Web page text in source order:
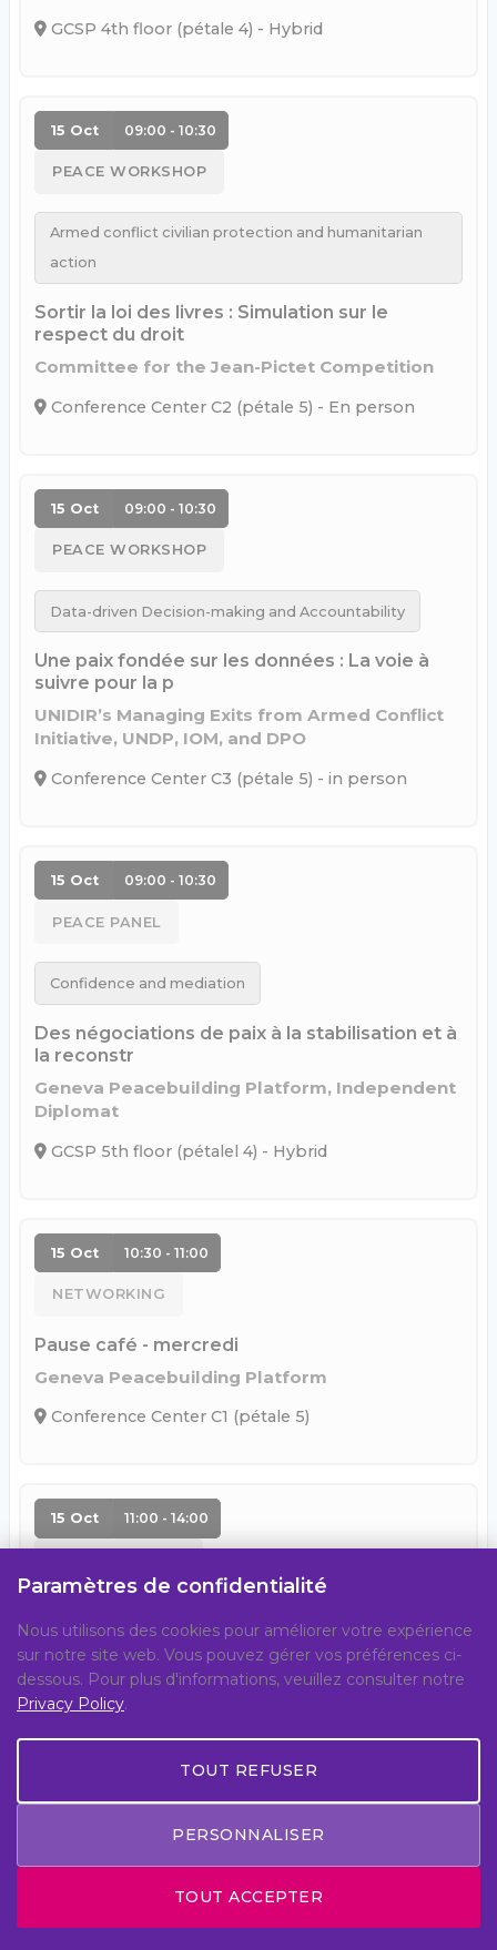
GCSP 4th floor (pétale 4) - Hybrid
15 Oct 09:00 - 10:30
PEACE WORKSHOP
Armed conflict civilian protection and humanitarian
action
Sortir la loi des livres : Simulation sur le
respect du droit
Committee for the Jean-Pictet Competition
Conference Center C2 (pétale 5) - En person
15 Oct 09:00 - 10:30
PEACE WORKSHOP
Data-driven Decision-making and Accountability
Une paix fondée sur les données : La voie à
suivre pour la p
UNIDIR’s Managing Exits from Armed Conflict
Initiative, UNDP, IOM, and DPO
Conference Center C3 (pétale 5) - in person
15 Oct 09:00 - 10:30
PEACE PANEL
Confidence and mediation
Des négociations de paix à la stabilisation et à
la reconstr
Geneva Peacebuilding Platform, Independent
Diplomat
GCSP 5th floor (pétalel 4) - Hybrid
15 Oct 10:30 - 11:00
NETWORKING
Pause café - mercredi
Geneva Peacebuilding Platform
Conference Center C1 (pétale 5)
15 Oct 11:00 - 14:00
Echos de la réalité : Rencontre avec l'artiste
mercredi
11:00 - 12:30
PEACE WORKSHOP
Paramètres de confidentialité
Nous utilisons des cookies pour améliorer votre expérience
sur notre site web. Vous pouvez gérer vos préférences ci-
dessous. Pour plus d'informations, veuillez consulter notre
Privacy Policy.
TOUT REFUSER
PERSONNALISER
TOUT ACCEPTER